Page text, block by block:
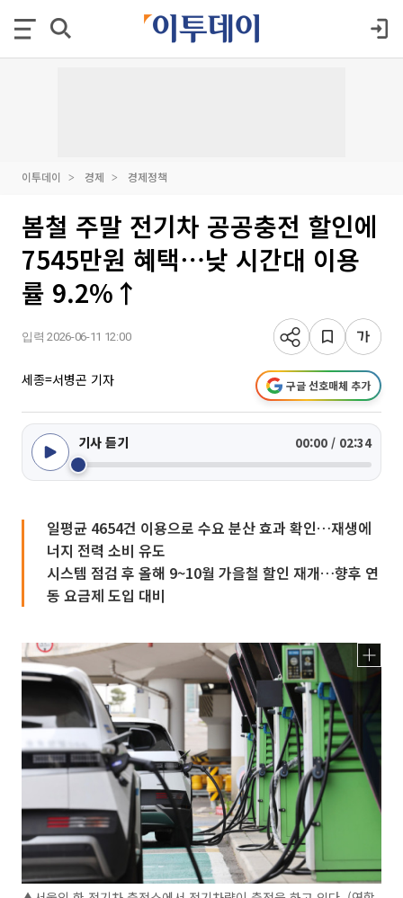
이투데이 경제 경제정책
봄철 주말 전기차 공공충전 할인에
7545만원 혜택⋯낮 시간대 이용
률 9.2%↑
입력 2026-06-11 12:00
세종=서병곤 기자 구글 선호매체 추가
기사 듣기 00:00 / 02:34
일평균 4654건 이용으로 수요 분산 효과 확인…재생에
너지 전력 소비 유도
시스템 점검 후 올해 9~10월 가을철 할인 재개…향후 연
동 요금제 도입 대비